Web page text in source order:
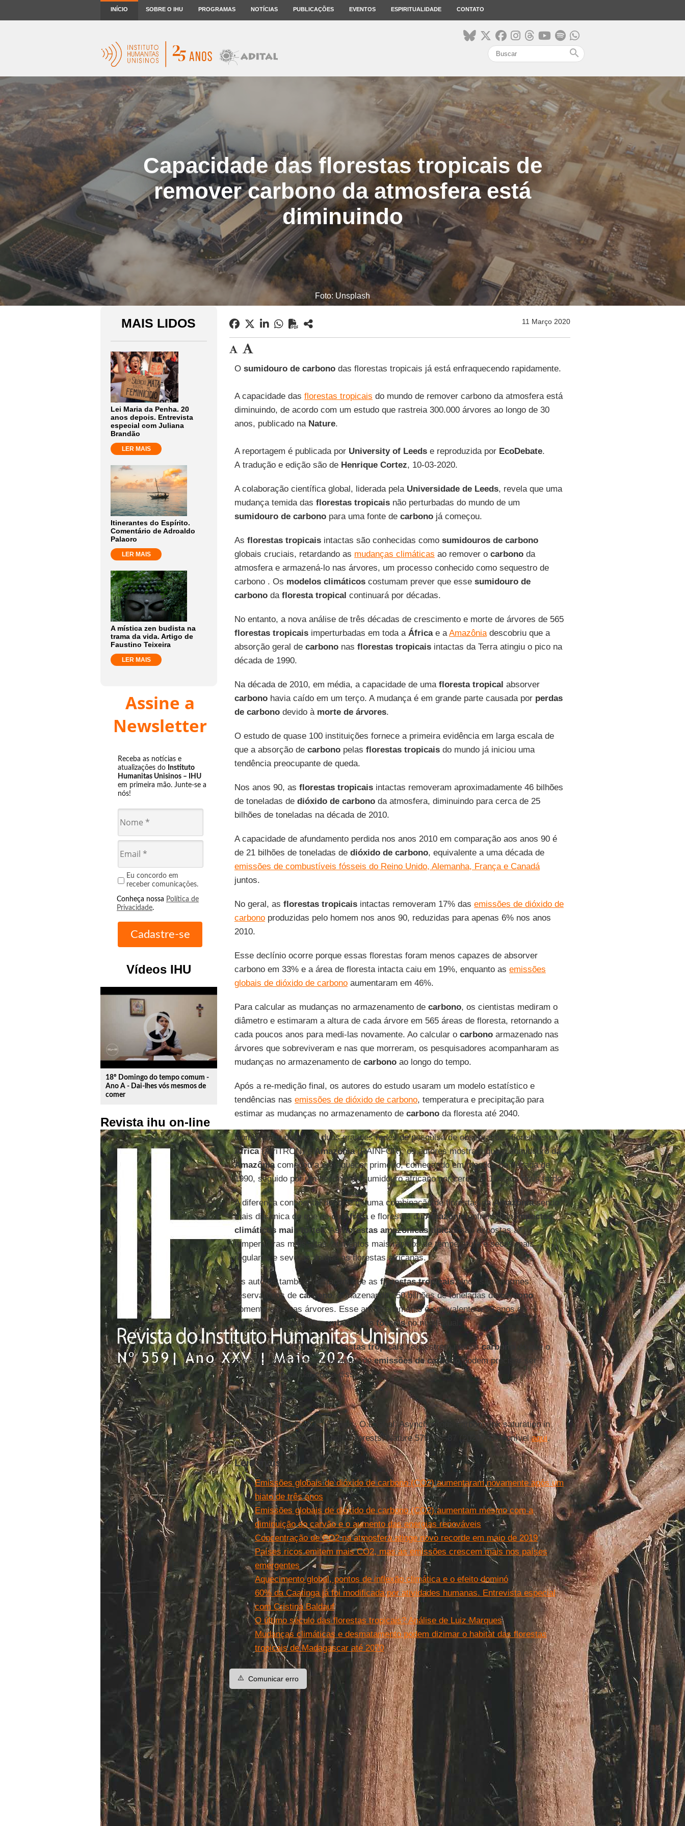
INÍCIO SOBRE O IHU PROGRAMAS NOTÍCIAS PUBLICAÇÕES EVENTOS ESPIRITUALIDADE CONTATO
search
Capacidade das florestas tropicais de
remover carbono da atmosfera está
diminuindo
Foto: Unsplash
MAIS LIDOS
Lei Maria da Penha. 20
anos depois. Entrevista
especial com Juliana
Brandão
LER MAIS
Itinerantes do Espírito.
Comentário de Adroaldo
Palaoro
LER MAIS
A mística zen budista na
trama da vida. Artigo de
Faustino Teixeira
LER MAIS
Assine a
Newsletter
Receba as notícias e
atualizações do Instituto
Humanitas Unisinos – IHU
em primeira mão. Junte-se a
nós!
Eu concordo em
receber comunicações.
Conheça nossa Política de
Privacidade.
Vídeos IHU
play_circle_outline
18º Domingo do tempo comum -
Ano A - Dai-lhes vós mesmos de
comer
Revista ihu on-line
11 Março 2020
O sumidouro de carbonodas florestas tropicais já está enfraquecendo rapidamente.
A capacidade das florestas tropicais do mundo de remover carbono da atmosfera está
diminuindo, de acordo com um estudo que rastreia 300.000 árvores ao longo de 30
anos, publicado na Nature.
A reportagem é publicada por University of Leeds e reproduzida por EcoDebate.
A tradução e edição são de Henrique Cortez, 10-03-2020.
A colaboração científica global, liderada pela Universidade de Leeds, revela que uma
mudança temida das florestas tropicaisnão perturbadas do mundo de um
sumidouro de carbonopara uma fonte de carbonojá começou.
As florestas tropicaisintactas são conhecidas como sumidouros de carbono
globais cruciais, retardando as mudanças climáticas ao remover o carbonoda
atmosfera e armazená-lo nas árvores, um processo conhecido como sequestro de
carbono . Os modelos climáticoscostumam prever que esse sumidouro de
carbonoda floresta tropical continuará por décadas.
No entanto, a nova análise de três décadas de crescimento e morte de árvores de 565
florestas tropicaisimperturbadas em toda a Áfricae aAmazôniadescobriu que a
absorção geral de carbononas florestas tropicaisintactas da Terra atingiu o pico na
década de 1990.
Na década de 2010, em média, a capacidade de uma floresta tropical absorver
carbonohavia caído em um terço. A mudança é em grande parte causada por perdas
de carbonodevido à morte de árvores.
O estudo de quase 100 instituições fornece a primeira evidência em larga escala de
que a absorção de carbonopelas florestas tropicaisdo mundo já iniciou uma
tendência preocupante de queda.
Nos anos 90, as florestas tropicaisintactas removeram aproximadamente 46 bilhões
de toneladas de dióxido de carbonoda atmosfera, diminuindo para cerca de 25
bilhões de toneladas na década de 2010.
A capacidade de afundamento perdida nos anos 2010 em comparação aos anos 90 é
de 21 bilhões de toneladas de dióxido de carbono, equivalente a uma década de
emissões de combustíveis fósseis do Reino Unido, Alemanha, França e Canadá
juntos.
No geral, as florestas tropicaisintactas removeram 17% das emissões de dióxido de
carbonoproduzidas pelo homem nos anos 90, reduzidas para apenas 6% nos anos
2010.
Esse declínio ocorre porque essas florestas foram menos capazes de absorver
carbono em 33% e a área de floresta intacta caiu em 19%, enquanto as emissões
globais de dióxido de carbonoaumentaram em 46%.
Para calcular as mudanças no armazenamento de carbono, os cientistas mediram o
diâmetro e estimaram a altura de cada árvore em 565 áreas de floresta, retornando a
cada poucos anos para medi-las novamente. Ao calcular o carbonoarmazenado nas
árvores que sobreviveram e nas que morreram, os pesquisadores acompanharam as
mudanças no armazenamento de carbonoao longo do tempo.
Após a re-medição final, os autores do estudo usaram um modelo estatístico e
tendências nas emissões de dióxido de carbono, temperatura e precipitação para
estimar as mudanças no armazenamento de carbonoda floresta até 2040.
Combinando dados de duas grandes redes de pesquisa de observações florestais na
África(AfriTRON) eAmazônia(RAINFOR), os autores mostram que o sumidouro da
Amazôniacomeçou a enfraquecer primeiro, começando em meados da década de
1990, seguido por um declínio do sumidouro africano por cerca de 15 anos mais tarde.
A diferença continental decorre de uma combinação de florestas daAmazôniasendo
mais dinâmica do que as da Áfricae florestas daAmazôniaenfrentandoimpactos
climáticos mais fortes. Asflorestas amazônicas típicassão expostas a
temperaturas mais altas, aumentos mais rápidos de temperatura e secas mais
regulares e severas do que as florestas africanas.
Os autores também destacam que as florestas tropicaisainda são enormes
reservatórios de carbono, armazenando 250 bilhões de toneladas decarbono
somente em suas árvores. Esse armazenamento é equivalente a 90 anos de
emissões globais de combustíveis fósseisno nível atual.
Como é provável que asflorestas tropicaissequestrem menoscarbono
do que o
previsto, os orçamentos e metas deemissões de carbono
podem precisar ser
reavaliados para dar conta disso.
Referência
Hubau, W., Lewis, S.L., Phillips, O.L. et al. Asynchronous carbon sink saturation in
African and Amazonian tropical forests. Nature 579, 80–87 (2020). Disponívelaqui.
Leia mais
Emissões globais de dióxido de carbono (CO2) aumentaram novamente após um
hiato de três anos
Emissões globais de dióxido de carbono (CO2) aumentam mesmo com a
diminuição do carvão e o aumento das energias renováveis
Concentração de CO2 na atmosfera atinge novo recorde em maio de 2019
Países ricos emitem mais CO2, mas as emissões crescem mais nos países
emergentes
Aquecimento global, pontos de inflexão climática e o efeito dominó
60% da Caatinga já foi modificada por atividades humanas. Entrevista especial
com Cristina Baldauf
O último século das florestas tropicais? Análise de Luiz Marques
Mudanças climáticas e desmatamento podem dizimar o habitat das florestas
tropicais de Madagascar até 2070
⚠️ Comunicar erro